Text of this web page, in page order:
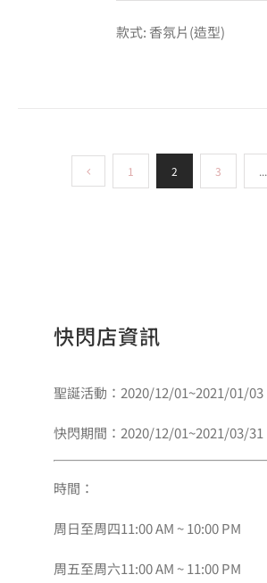
款式: 香氛片(造型)
1 2 3 ...
快閃店資訊
聖誕活動：2020/12/01~2021/01/03
快閃期間：2020/12/01~2021/03/31
時間：
周日至周四11:00 AM ~ 10:00 PM
周五至周六11:00 AM ~ 11:00 PM